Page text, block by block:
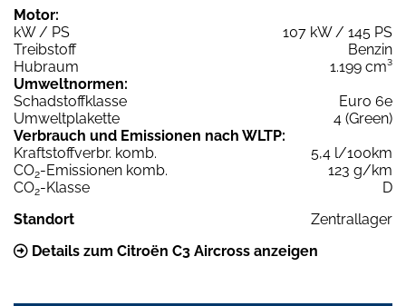
Motor:
kW / PS
107 kW / 145 PS
Treibstoff
Benzin
Hubraum
1.199 cm³
Umweltnormen:
Schadstoffklasse
Euro 6e
Umweltplakette
4 (Green)
Verbrauch und Emissionen nach WLTP:
Kraftstoffverbr. komb.
5,4 l/100km
CO2-Emissionen komb.
123 g/km
CO2-Klasse
D
Standort
Zentrallager
Details zum Citroën C3 Aircross anzeigen